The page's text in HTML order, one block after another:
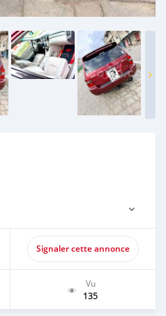
Signaler cette annonce
Vu
135